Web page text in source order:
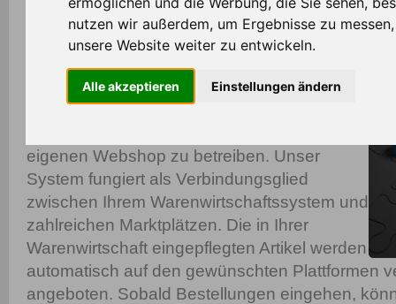
nutzen wir außerdem, um Ergebnisse zu
unsere Website weiter zu entwickeln.
Alle akzeptieren Einstellungen ändern
World-Connect
Verkaufen Sie Ihre Produkte auf Plattformen
wie Ebay, Amazon, Kauflux und vielen
eigenen Webshop zu betreiben. Unser
System fungiert als Verbindungsglied
zwischen Ihrem Warenwirtschaftssystem und
zahlreichen Marktplätzen. Die in Ihrer
Warenwirtschaft eingepflegten Artikel werden
automatisch auf den gewünschten Plattformen
angeboten. Sobald Bestellungen eingehen,